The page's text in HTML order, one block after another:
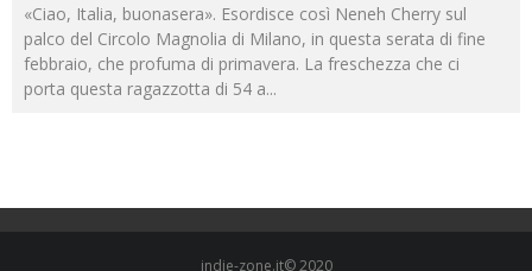
«Ciao, Italia, buonasera». Esordisce così Neneh Cherry sul
palco del Circolo Magnolia di Milano, in questa serata di fine
febbraio, che profuma di primavera. La freschezza che ci
porta questa ragazzotta di 54 a...
indie-zone.it© 2020